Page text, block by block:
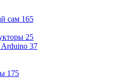
сам 165
25
37
175